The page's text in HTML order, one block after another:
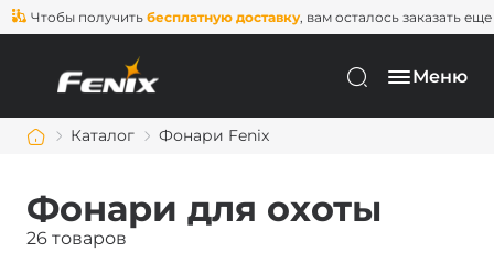
получитьбесплатную доставку, вам осталось заказать еще на2
Меню
Каталог Фонари Fenix
Фонари для охоты
26 товаров